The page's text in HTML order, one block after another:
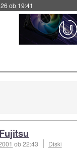
ob 19:41
ob 22:43
Diski